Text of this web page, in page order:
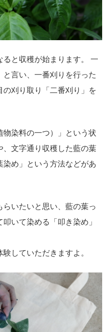
と収穫が始まります。 一
言い、一番刈りを行った
刈り取り「二番刈り」を
染料の一つ）」という状
文字通り収穫した藍の葉
染め」という方法などがあ
いたいと思い、藍の葉っ
いて染める「叩き染め」
していただきますよ。